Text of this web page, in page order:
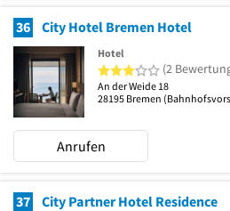
36 City Hotel Bremen Hotel
Hotel
3 von 5 Sternen
(2
An der Weide 18
28195 Bremen
Anrufen
37 City Partner Hotel Residence